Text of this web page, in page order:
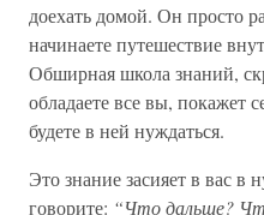
доехать домой. Он просто
начинаете путешествие
Обширная школа знаний,
обладаете все вы, покажет
будете в ней нуждаться.
Это знание засияет в вас в
говорите: “Что дальше?